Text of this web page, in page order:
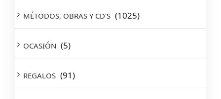
MÉTODOS, OBRAS Y CD'S (1025)
OCASIÓN (5)
REGALOS (91)